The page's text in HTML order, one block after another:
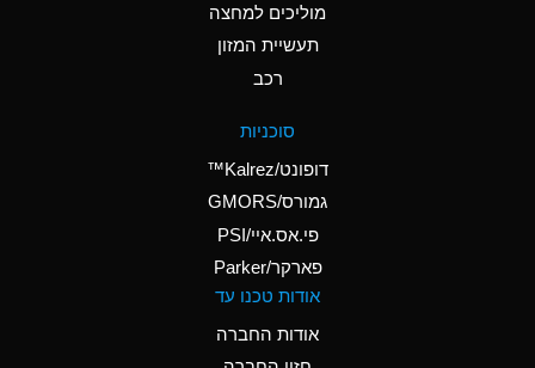
Ammonium Nitrite
Ammonium Persulfate
Ammonium Phosphate
A
Ammonium Sulfate
A
Amyl Acetate (Banana
מוליכים למחצה
תעשיית המזון
רכב
סוכניות
דופונט/Kalrez™
גמורס/GMORS
פי.אס.איי/PSI
פארקר/Parker
אודות טכנו עד
אודות החברה